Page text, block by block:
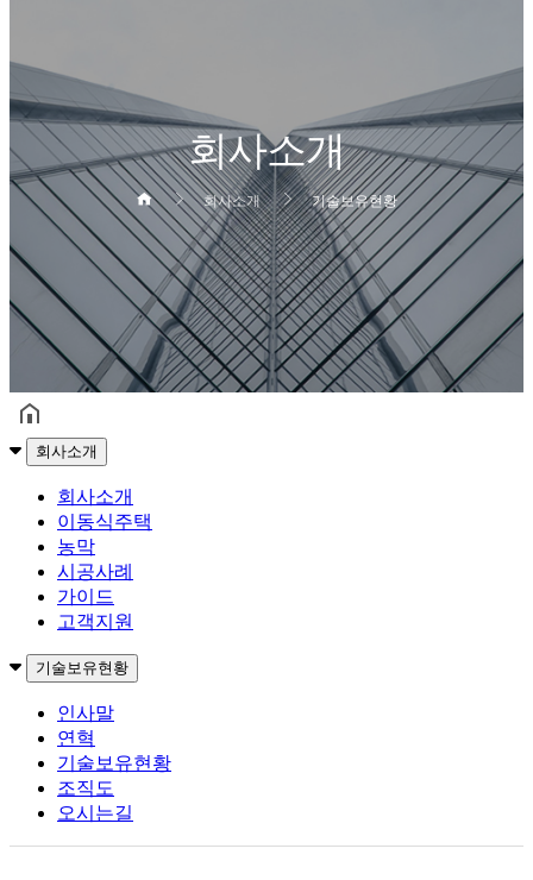
회사소개
회사소개 기술보유현황
헤더설정
회사소개
회사소개
이동식주택
농막
시공사례
가이드
고객지원
기술보유현황
인사말
연혁
기술보유현황
조직도
오시는길